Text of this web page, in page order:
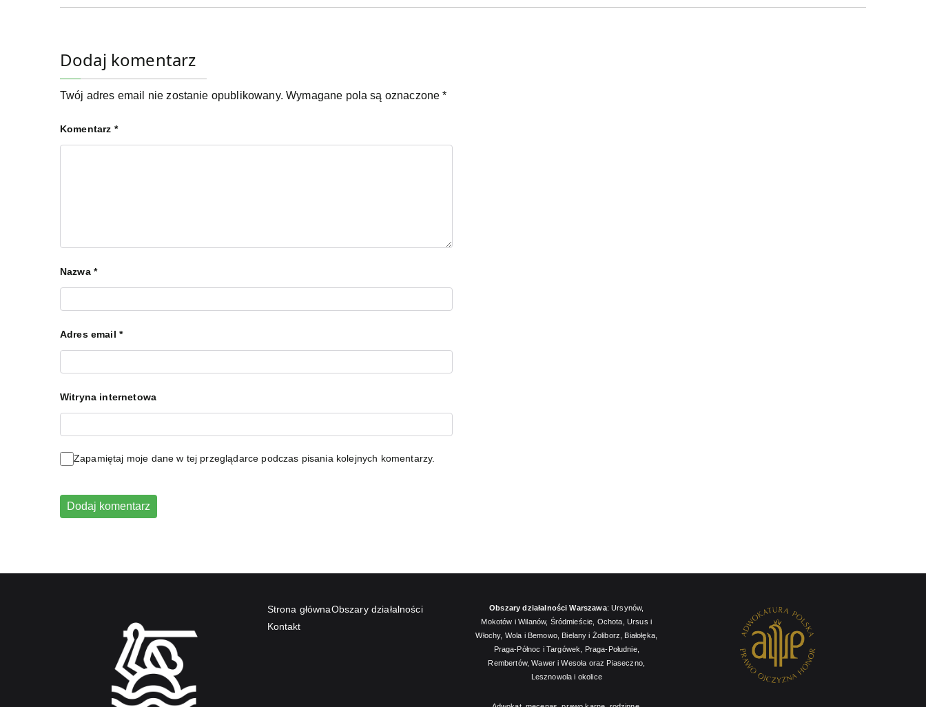
Dodaj komentarz
Twój adres email nie zostanie opublikowany. Wymagane pola są oznaczone*
Komentarz *
Nazwa *
Adres email *
Witryna internetowa
Zapamiętaj moje dane w tej przeglądarce podczas pisania kolejnych komentarzy.
Strona głównaObszary działalności
Kontakt
Obszary działalności Warszawa:Ursynów,
Mokotów i Wilanów, Śródmieście Ochota, Ursus i
Włochy, Wola i Bemowo, Bielany i Żoliborz
Białołęka,
Praga-Północ i Targówek
Praga-Południe,
Rembertów, Wawer i Wesoła oraz Piaseczno,
Lesznowola i okolice